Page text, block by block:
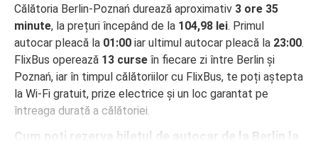
Călătoria Berlin-Poznań durează aproximativ 3 ore 35
minute, la prețuri începând de la 104,98 lei. Primul
autocar pleacă la 01:00 iar ultimul autocar pleacă la 23:00.
FlixBus operează 13 curse în fiecare zi între Berlin și
Poznań, iar în timpul călătoriilor cu FlixBus, te poți aștepta
la Wi-Fi gratuit, prize electrice și un loc garantat pe
întreaga durată a călătoriei.
Cum poți rezerva biletul de autocar de la Berlin la